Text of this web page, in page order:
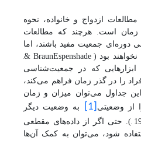
ازدواج و خانواده، نحوه
زمان است. هرچند که مطالعات
دوره‌ای جمعیت مفید باشند، اما
بود ( Espenshade
& Braun
,
ابزارهایی که در جمعیت‌شناسی
را در گذر زمان فراهم می‌کند،
جداول می‌توان میزان و زمان
از وضعیتی [1]
به وضعیت دیگر
,). حتی اگر از داده‌های مقطعی
شود، می‌توان به کمک آن‌ها